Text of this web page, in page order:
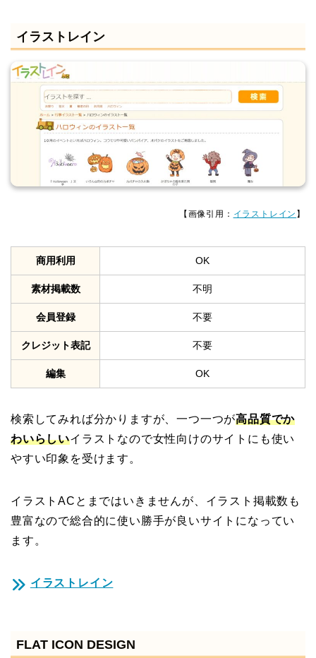
イラストレイン
【画像引用： イラストレイン 】
商用利用 OK
素材掲載数 不明
会員登録 不要
クレジット表記 不要
編集 OK
検索してみれば分かりますが、一つ一つが高品質でか
わいらしいイラストなので女性向けのサイトにも使い
やすい印象を受けます。
イラストACとまではいきませんが、イラスト掲載数も
豊富なので総合的に使い勝手が良いサイトになってい
ます。
イラストレイン
FLAT ICON DESIGN